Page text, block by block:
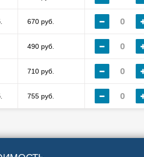
670 руб.
490 руб.
710 руб.
755 руб.